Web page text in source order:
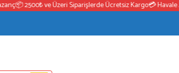
📦 2500₺ ve Üzeri Siparişlerde Ücretsiz Kargo💳 Havale /